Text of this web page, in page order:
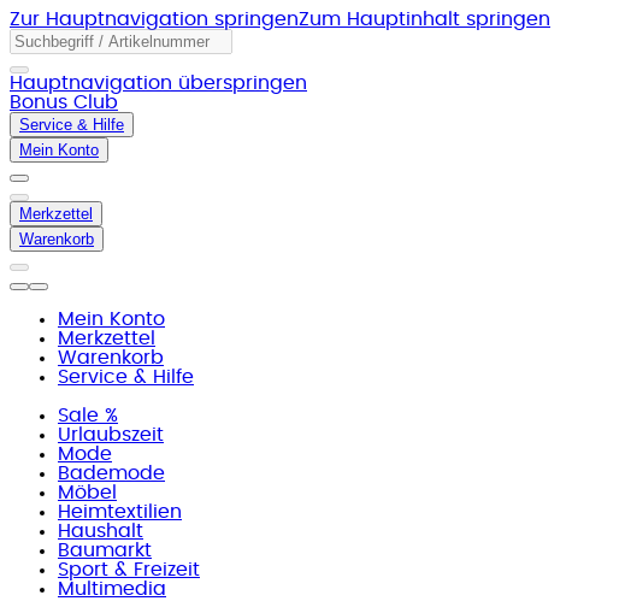
Zur Hauptnavigation springenZum Hauptinhalt springen
Hauptnavigation überspringen
Bonus Club
Service & Hilfe
Mein Konto
Merkzettel
Warenkorb
Mein Konto
Merkzettel
Warenkorb
Service & Hilfe
Sale %
Urlaubszeit
Mode
Bademode
Möbel
Heimtextilien
Haushalt
Baumarkt
Sport & Freizeit
Multimedia